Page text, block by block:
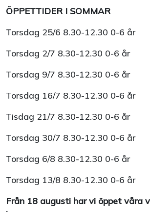
ÖPPETTIDER I SOMMAR
Torsdag 25/6 8.30-12.30 0-6 år
Torsdag 2/7 8.30-12.30 0-6 år
Torsdag 9/7 8.30-12.30 0-6 år
Torsdag 16/7 8.30-12.30 0-6 år
Tisdag 21/7 8.30-12.30 0-6 år
Torsdag 30/7 8.30-12.30 0-6 år
Torsdag 6/8 8.30-12.30 0-6 år
Torsdag 13/8 8.30-12.30 0-6 år
Från 18 augusti har vi öppet våra